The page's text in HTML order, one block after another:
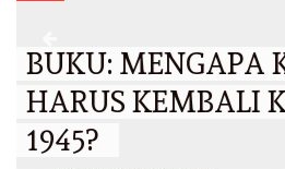
BUKU :
KONSELING,